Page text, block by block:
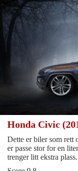
Honda Civic
Dette er biler som rett
er passe stor for en
trenger litt ekstra